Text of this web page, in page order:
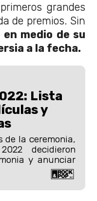
grandes
de premios. Sin
en medio de su
a la fecha.
Lista
y
de la ceremonia,
decidieron
y anunciar